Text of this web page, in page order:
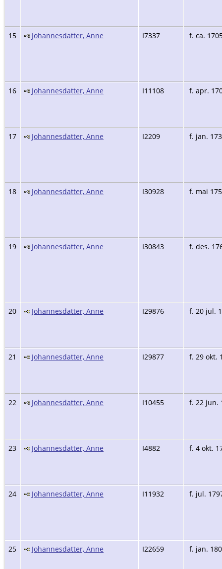
15 Johannesdatter, Anne I7337 f. ca.
16 Johannesdatter, Anne I11108 f. apr.
17 Johannesdatter, Anne I2209 f. jan.
18 Johannesdatter, Anne I30928 f. mai
19 Johannesdatter, Anne I30843 f. des.
20 Johannesdatter, Anne I29876 f. 20 jul.
21 Johannesdatter, Anne I29877 f. 29 okt.
22 Johannesdatter, Anne I10455 f. 22 jun.
23 Johannesdatter, Anne I4882 f. 4 okt.
24 Johannesdatter, Anne I11932 f. jul.
25 Johannesdatter, Anne I22659 f. jan.